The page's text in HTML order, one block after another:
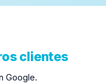
clientes
Google.